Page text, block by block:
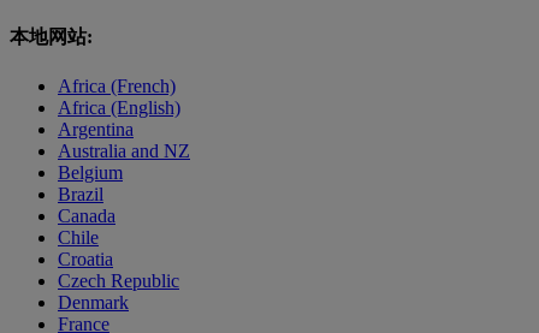
本地网站:
Africa (French)
Africa (English)
Argentina
Australia and NZ
Belgium
Brazil
Canada
Chile
Croatia
Czech Republic
Denmark
France